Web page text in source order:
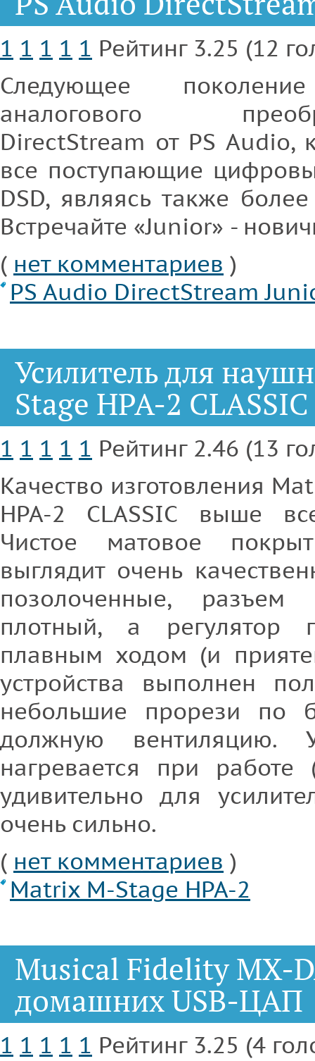
1 1 1 1 1 Рейтинг 3.25 (12
Следующее
аналогового
DirectStream от PS Audio,
все поступающие
DSD, являясь также
Встречайте «Junior» -
( нет комментариев )
PS Audio DirectStream
Усилитель для
Stage HPA-2 CLASSIC
1 1 1 1 1 Рейтинг 2.46 (13
Качество изготовления
HPA-2 CLASSIC выше
Чистое матовое
выглядит очень
позолоченные,
плотный, а регулятор
плавным ходом (и
устройства выполнен
небольшие прорези по
должную вентиляцию.
нагревается при
удивительно для
очень сильно.
( нет комментариев )
Matrix M-Stage HPA-2
Musical Fidelity MX-
домашних USB-ЦАП
1 1 1 1 1 Рейтинг 3.25 (4